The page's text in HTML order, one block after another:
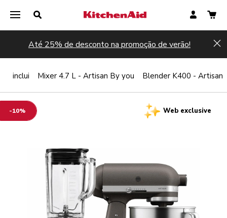
Até 25% de desconto na promoção de verão!
-10% Web exclusive
inclui Mixer 4.7 L - Artisan By you Blender K400 - Artisan